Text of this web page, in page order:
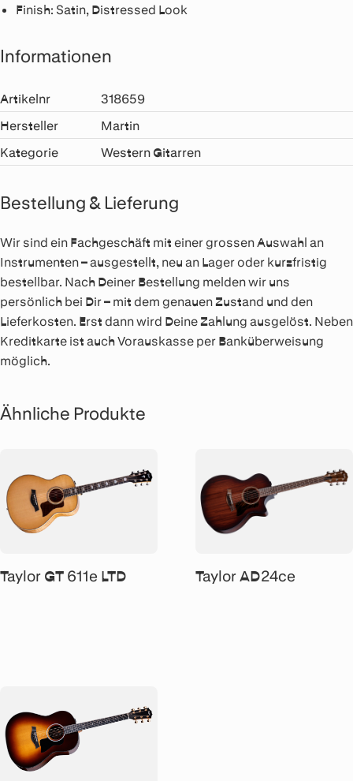
Finish: Satin, Distressed Look
Informationen
Artikelnr
318659
Hersteller
Martin
Kategorie
Western Gitarren
Bestellung & Lieferung
Wir sind ein Fachgeschäft mit einer grossen Auswahl an
Instrumenten – ausgestellt, neu an Lager oder kurzfristig
bestellbar. Nach Deiner Bestellung melden wir uns
persönlich bei Dir – mit dem genauen Zustand und den
Lieferkosten. Erst dann wird Deine Zahlung ausgelöst. Neben
Kreditkarte ist auch Vorauskasse per Banküberweisung
möglich.
Ähnliche Produkte
Taylor GT 611e LTD Taylor AD24ce